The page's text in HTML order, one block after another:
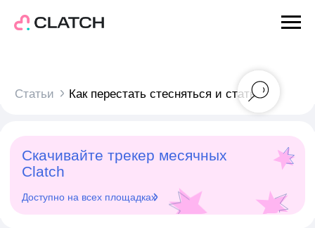
Доступно на всех площадках